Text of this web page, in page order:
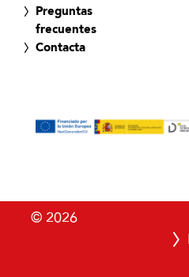
Preguntas
frecuentes
Contacta
© 2026